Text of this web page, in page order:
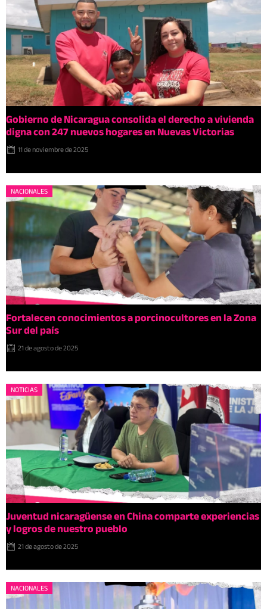
Gobierno de Nicaragua consolida el derecho a vivienda
digna con 247 nuevos hogares en Nuevas Victorias
11 de noviembre de 2025
NACIONALES
Fortalecen conocimientos a porcinocultores en la Zona
Sur del país
21 de agosto de 2025
NOTICIAS
Juventud nicaragüense en China comparte experiencias
y logros de nuestro pueblo
21 de agosto de 2025
NACIONALES